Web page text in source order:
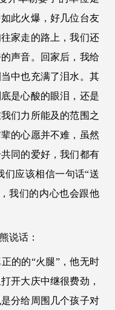
此火爆，好几位台友
家走的路上，我们还
声音。回家后，我给
中也充满了泪水。其
是心酸的眼泪，还是
们力所能及的范围之
的心愿并不难，虽然
同的爱好，我们都有
们应该相信一句话“送
我们的内心也会跟他
说话：
的的“火腿”，他无时
开大庆中继很费劲，
分给周围几个孩子对